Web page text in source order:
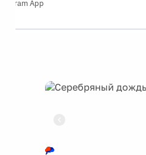
Telegram App